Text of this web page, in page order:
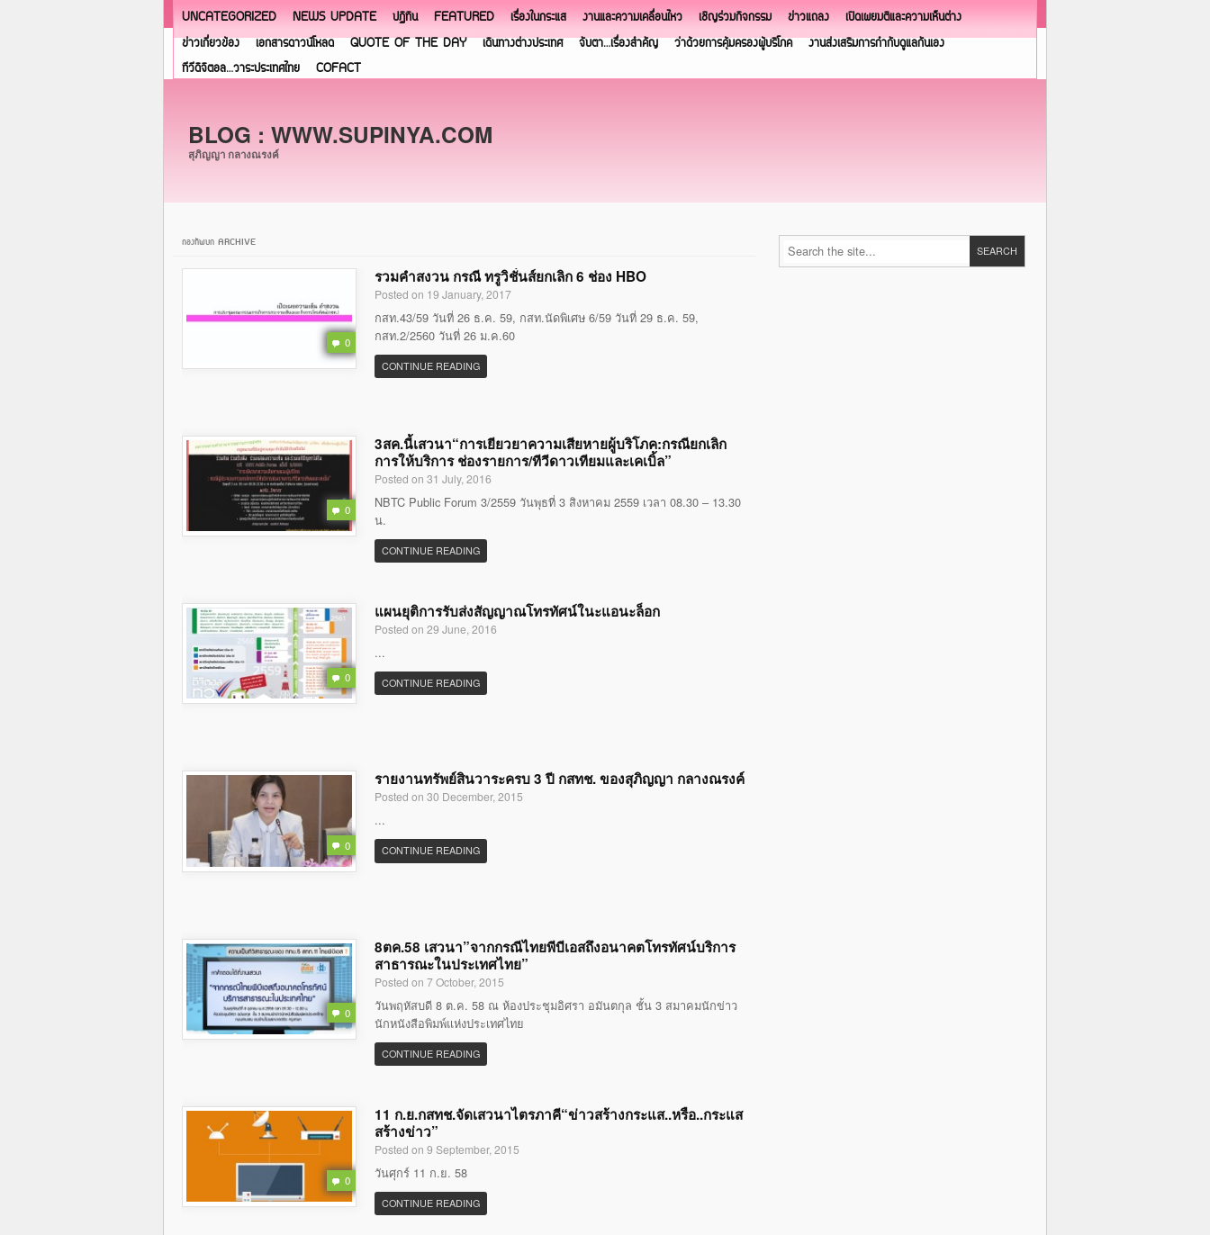
UNCATEGORIZED NEWS UPDATE ปฏิทิน FEATURED เรื่องในกระแส งานและความเคลื่อนไหว เชิญร่วมกิจกรรม ข่าวแถลง
เปิดเผยมติและความเห็นต่าง
ข่าวเกี่ยวข้อง
เอกสารดาวน์โหลด QUOTE OF THE DAY เดินทางต่างประเทศ จับตา…เรื่องสำคัญ ว่าด้วยการคุ้มครองผู้บริโภค
งานส่งเสริมการกำกับดูแลกันเอง
ทีวีดิจิตอล…วาระประเทศไทย
COFACT
BLOG : WWW.SUPINYA.COM
สุภิญญา กลางณรงค์
กองทัพบก ARCHIVE
0
รวมคำสงวน กรณี ทรูวิชั่นส์ยกเลิก 6 ช่อง HBO
Posted on 19 January, 2017
กสท.43/59 วันที่ 26 ธ.ค. 59, กสท.นัดพิเศษ 6/59 วันที่ 29 ธ.ค. 59,
กสท.2/2560 วันที่ 26 ม.ค.60
CONTINUE READING
0
3สค.นี้เสวนา“การเยียวยาความเสียหายผู้บริโภค:กรณียกเลิก
การให้บริการ ช่องรายการ/ทีวีดาวเทียมและเคเบิ้ล”
Posted on 31 July, 2016
NBTC Public Forum 3/2559 วันพุธที่ 3 สิงหาคม 2559 เวลา 08.30 – 13.30
น.
CONTINUE READING
0
แผนยุติการรับส่งสัญญาณโทรทัศน์ในะแอนะล็อก
Posted on 29 June, 2016
...
CONTINUE READING
0
รายงานทรัพย์สินวาระครบ 3 ปี กสทช. ของสุภิญญา กลางณรงค์
Posted on 30 December, 2015
...
CONTINUE READING
0
8ตค.58 เสวนา”จากกรณีไทยพีบีเอสถึงอนาคตโทรทัศน์บริการ
สาธารณะในประเทศไทย”
Posted on 7 October, 2015
วันพฤหัสบดี 8 ต.ค. 58 ณ ห้องประชุมอิศรา อมันตกุล ชั้น 3 สมาคมนักข่าว
นักหนังสือพิมพ์แห่งประเทศไทย
CONTINUE READING
0
11 ก.ย.กสทช.จัดเสวนาไตรภาคี“ข่าวสร้างกระแส..หรือ..กระแส
สร้างข่าว”
Posted on 9 September, 2015
วันศุกร์ 11 ก.ย. 58
CONTINUE READING